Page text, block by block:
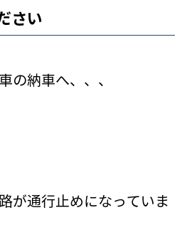
さい
の納車へ、、、
が通行止めになっていま